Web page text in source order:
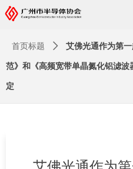
首页标题 ꄲ 艾佛光通作为第
范》和《高频宽带单晶氮化铝滤波
定